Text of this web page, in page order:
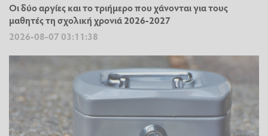
Οι δύο αργίες και το τριήμερο που χάνονται για τους
μαθητές τη σχολική χρονιά 2026-2027
2026-08-07 03:11:38